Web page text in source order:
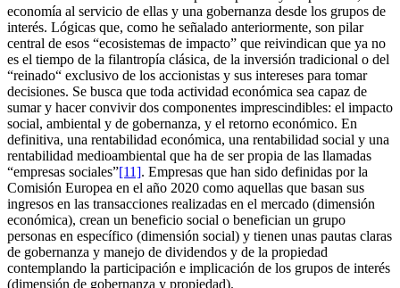
economía al servicio de ellas y una gobernanza desde los grupos de
interés. Lógicas que, como he señalado anteriormente, son pilar
central de esos “ecosistemas de impacto” que reivindican que ya no
es el tiempo de la filantropía clásica, de la inversión tradicional o del
“reinado“ exclusivo de los accionistas y sus intereses para tomar
decisiones. Se busca que toda actividad económica sea capaz de
sumar y hacer convivir dos componentes imprescindibles: el impacto
social, ambiental y de gobernanza, y el retorno económico. En
definitiva, una rentabilidad económica, una rentabilidad social y una
rentabilidad medioambiental que ha de ser propia de las llamadas
“empresas sociales”[11]. Empresas que han sido definidas por la
Comisión Europea en el año 2020 como aquellas que basan sus
ingresos en las transacciones realizadas en el mercado (dimensión
económica), crean un beneficio social o benefician un grupo
personas en específico (dimensión social) y tienen unas pautas claras
de gobernanza y manejo de dividendos y de la propiedad
contemplando la participación e implicación de los grupos de interés
(dimensión de gobernanza y propiedad).